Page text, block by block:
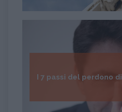
I 7 passi del perdono